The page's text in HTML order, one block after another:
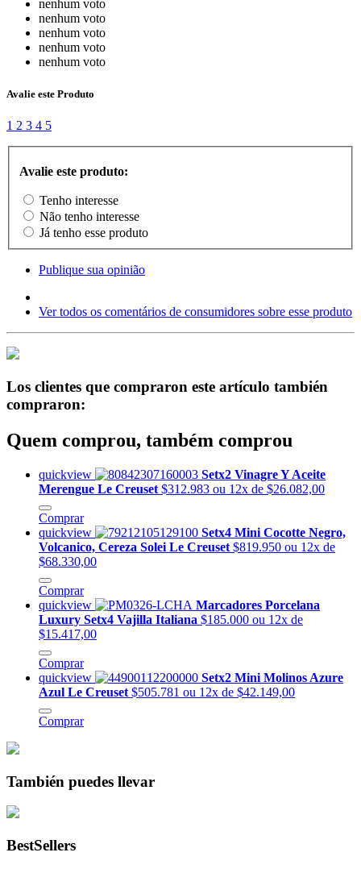
nenhum voto
nenhum voto
nenhum voto
nenhum voto
nenhum voto
Avalie este Produto
1 2 3 4 5
Avalie este produto:
Tenho interesse
Não tenho interesse
Já tenho esse produto
Publique sua opinião
Ver todos os comentários de consumidores sobre esse produto
Los clientes que compraron este artículo también
compraron:
Quem comprou, também comprou
quickview
Setx2 Vinagre Y Aceite
Merengue Le Creuset $312.983 ou 12x de $26.082,00
Comprar
quickview
Setx4 Mini Cocotte Negro,
Volcanico, Cereza Solei Le Creuset $819.950 ou 12x de
$68.330,00
Comprar
quickview
Marcadores Porcelana
Luxury Setx4 Vajilla Italiana $185.000 ou 12x de
$15.417,00
Comprar
quickview
Setx2 Mini Molinos Azure
Azul Le Creuset $505.781 ou 12x de $42.149,00
Comprar
También puedes llevar
BestSellers